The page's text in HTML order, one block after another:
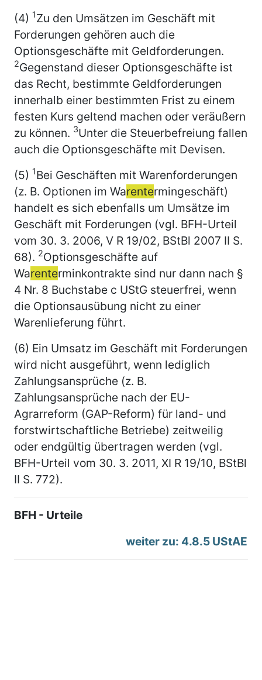
(4) 1Zu den Umsätzen im Geschäft mit
Forderungen gehören auch die
Optionsgeschäfte mit Geldforderungen.
2Gegenstand dieser Optionsgeschäfte ist
das Recht, bestimmte Geldforderungen
innerhalb einer bestimmten Frist zu einem
festen Kurs geltend machen oder veräußern
zu können. 3Unter die Steuerbefreiung fallen
auch die Optionsgeschäfte mit Devisen.
(5) 1Bei Geschäften mit Warenforderungen
(z. B. Optionen im Warentermingeschäft)
handelt es sich ebenfalls um Umsätze im
Geschäft mit Forderungen (vgl. BFH-Urteil
vom 30. 3. 2006, V R 19/02, BStBl 2007 II S.
68). 2Optionsgeschäfte auf
Warenterminkontrakte sind nur dann nach §
4 Nr. 8 Buchstabe c UStG steuerfrei, wenn
die Optionsausübung nicht zu einer
Warenlieferung führt.
(6) Ein Umsatz im Geschäft mit Forderungen
wird nicht ausgeführt, wenn lediglich
Zahlungsansprüche (z. B.
Zahlungsansprüche nach der EU-
Agrarreform (GAP-Reform) für land- und
forstwirtschaftliche Betriebe) zeitweilig
oder endgültig übertragen werden (vgl.
BFH-Urteil vom 30. 3. 2011, XI R 19/10, BStBl
II S. 772).
BFH - Urteile
weiter zu: 4.8.5 UStAE